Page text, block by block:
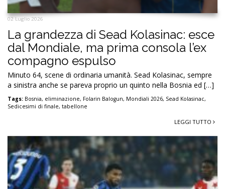
02 Luglio 2026
La grandezza di Sead Kolasinac: esce
dal Mondiale, ma prima consola l’ex
compagno espulso
Minuto 64, scene di ordinaria umanità. Sead Kolasinac, sempre
a sinistra anche se pareva proprio un quinto nella Bosnia ed […]
Tags: Bosnia, eliminazione, Folarin Balogun, Mondiali 2026, Sead Kolasinac,
Sedicesimi di finale, tabellone
LEGGI TUTTO